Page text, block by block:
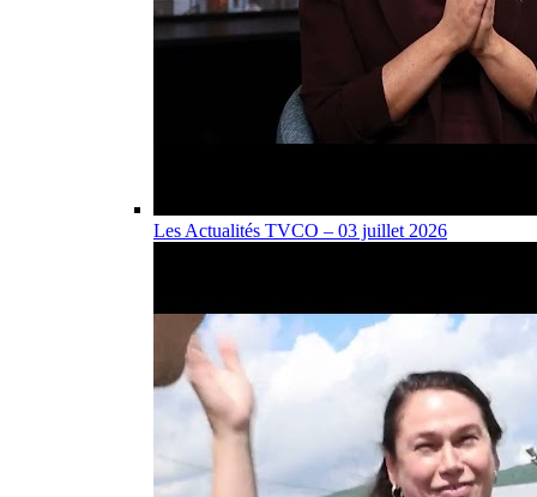
Les Actualités TVCO – 03 juillet 2026